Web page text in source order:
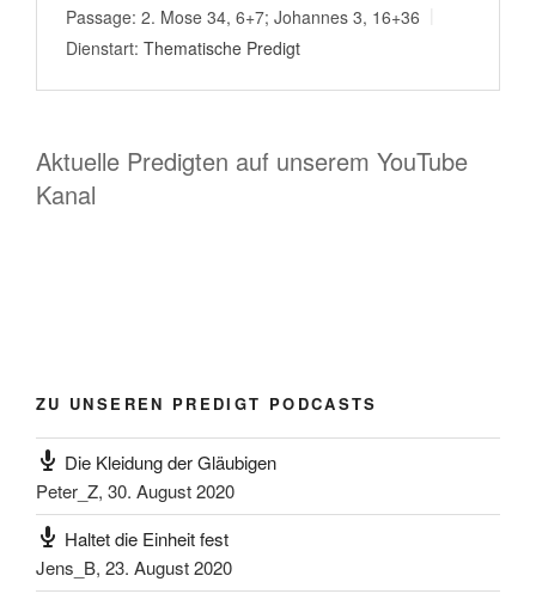
Passage: 2. Mose 34, 6+7; Johannes 3, 16+36
Dienstart: Thematische Predigt
Aktuelle Predigten auf unserem YouTube
Kanal
ZU UNSEREN PREDIGT PODCASTS
Die Kleidung der Gläubigen
Peter_Z, 30. August 2020
Haltet die Einheit fest
Jens_B, 23. August 2020